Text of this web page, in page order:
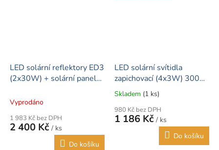
LED solární reflektory ED3
(2x30W) + solární panel
Vyprodáno
1 983 Kč bez DPH
2 400 Kč / ks
Do košíku
LED solární svítidla
zapichovací (4x3W) 3000K
teplá bílá
Průměrné
hodnocení
produktu
je
Skladem (1 ks)
980 Kč bez DPH
1 186 Kč / ks
Do košíku